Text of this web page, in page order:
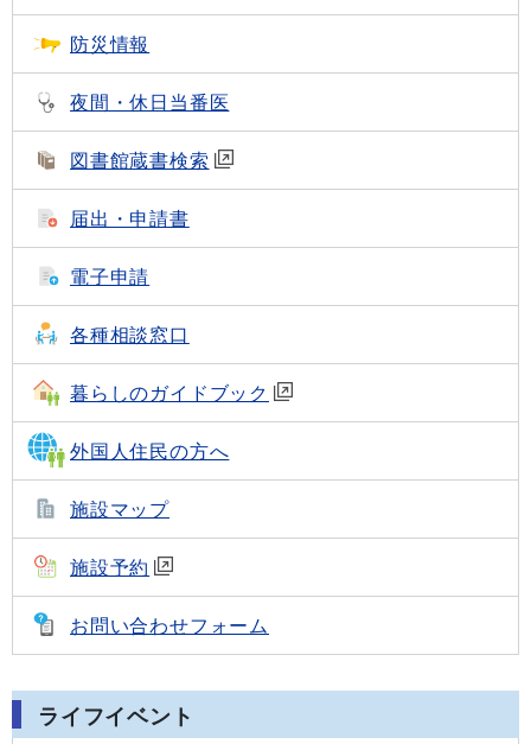
防災情報
夜間・休日当番医
図書館蔵書検索
届出・申請書
電子申請
各種相談窓口
暮らしのガイドブック
外国人住民の方へ
施設マップ
施設予約
お問い合わせフォーム
ライフイベント